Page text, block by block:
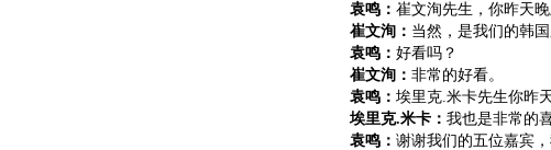
袁鸣： 崔文洵先生，你昨天
崔文洵： 当然，是我们的韩国
袁鸣： 好看吗？
崔文洵： 非常的好看。
袁鸣： 埃里克.米卡先生你昨
埃里克.米卡： 我也是非常的
袁鸣： 谢谢我们的五位嘉宾